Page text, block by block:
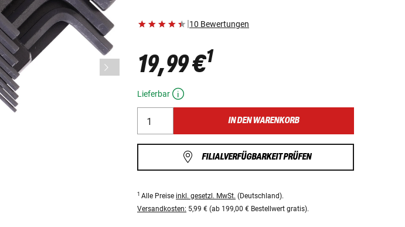
|10 Bewertungen
19,99 €1
Lieferbar
IN DEN WARENKORB
FILIALVERFÜGBARKEIT PRÜFEN
1 Alle Preise inkl. gesetzl. MwSt. (Deutschland).
Versandkosten: 5,99 € (ab 199,00 € Bestellwert gratis).